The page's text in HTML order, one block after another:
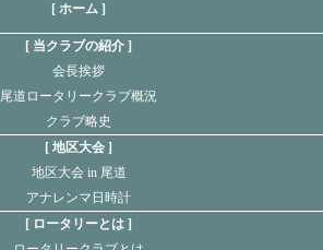
[ ホーム ]
当クラブの紹介
会長挨拶
尾道ロータリークラブ概況
クラブ略史
地区大会
地区大会 in 尾道
アナレンマ日時計
ロータリーとは